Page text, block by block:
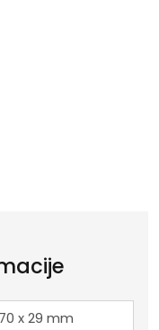
x 29 mm